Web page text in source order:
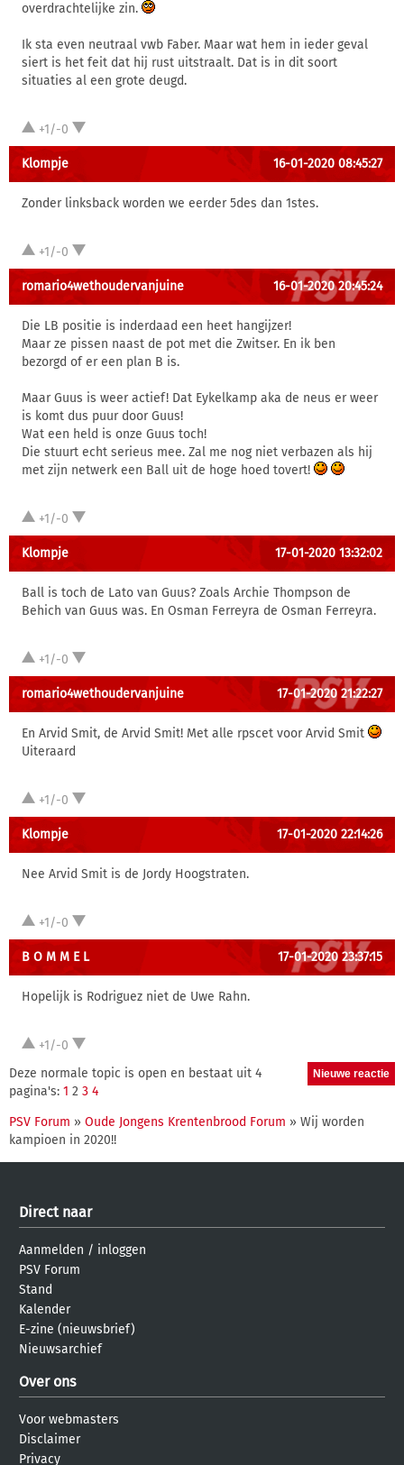
overdrachtelijke zin.
Ik sta even neutraal vwb Faber. Maar wat hem in ieder geval
siert is het feit dat hij rust uitstraalt. Dat is in dit soort
situaties al een grote deugd.
+1/-0
Klompje 16-01-2020 08:45:27
Zonder linksback worden we eerder 5des dan 1stes.
+1/-0
romario4wethoudervanjuine 16-01-2020 20:45:24
Die LB positie is inderdaad een heet hangijzer!
Maar ze pissen naast de pot met die Zwitser. En ik ben
bezorgd of er een plan B is.
Maar Guus is weer actief! Dat Eykelkamp aka de neus er weer
is komt dus puur door Guus!
Wat een held is onze Guus toch!
Die stuurt echt serieus mee. Zal me nog niet verbazen als hij
met zijn netwerk een Ball uit de hoge hoed tovert!
+1/-0
Klompje 17-01-2020 13:32:02
Ball is toch de Lato van Guus? Zoals Archie Thompson de
Behich van Guus was. En Osman Ferreyra de Osman Ferreyra.
+1/-0
romario4wethoudervanjuine 17-01-2020 21:22:27
En Arvid Smit, de Arvid Smit! Met alle rpscet voor Arvid Smit
Uiteraard
+1/-0
Klompje 17-01-2020 22:14:26
Nee Arvid Smit is de Jordy Hoogstraten.
+1/-0
B O M M E L 17-01-2020 23:37:15
Hopelijk is Rodriguez niet de Uwe Rahn.
+1/-0
Deze normale topic is open en bestaat uit 4
pagina's: 1 2 3 4
PSV Forum » Oude Jongens Krentenbrood Forum » Wij worden
kampioen in 2020!!
Direct naar
Aanmelden / inloggen
PSV Forum
Stand
Kalender
E-zine (nieuwsbrief)
Nieuwsarchief
Over ons
Voor webmasters
Disclaimer
Privacy